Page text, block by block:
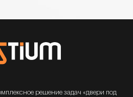
решение задач «двери под